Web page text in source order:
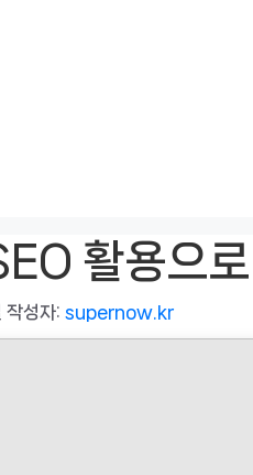
활용으로
작성자: supernow.kr